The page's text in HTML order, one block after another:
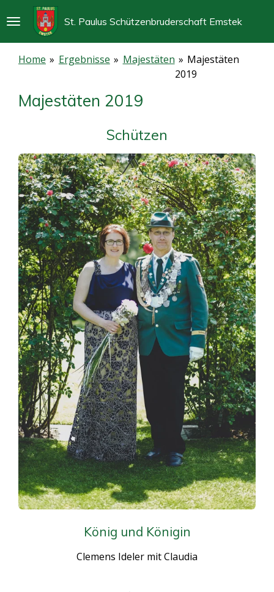
Hauptinhalt
springen
St. Paulus Schützenbruderschaft Emstek
Home » Ergebnisse » Majestäten » Majestäten
2019
Majestäten 2019
Schützen
König und Königin
Clemens Ideler mit Claudia